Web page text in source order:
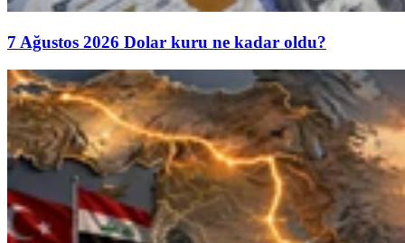
7 Ağustos 2026 Dolar kuru ne kadar oldu?